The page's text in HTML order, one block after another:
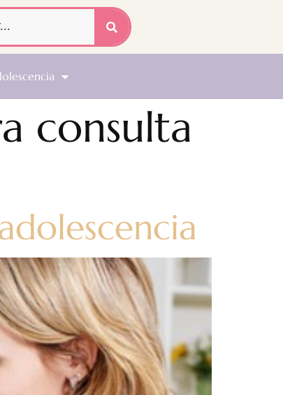
consulta